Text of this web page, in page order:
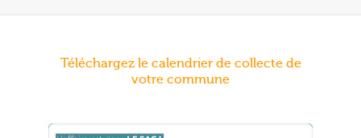
Téléchargez le calendrier de collecte de
votre commune